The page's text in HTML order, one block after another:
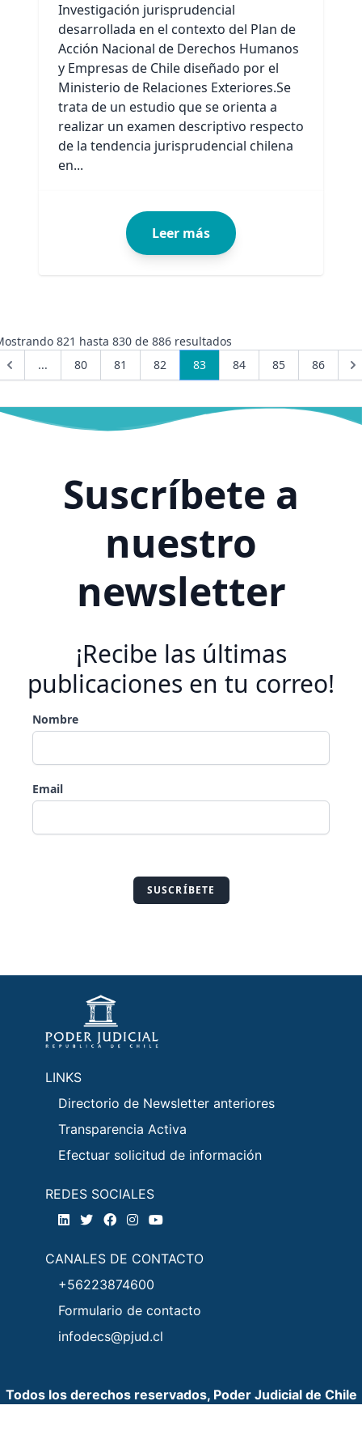
Investigación jurisprudencial
desarrollada en el contexto del Plan de
Acción Nacional de Derechos Humanos
y Empresas de Chile diseñado por el
Ministerio de Relaciones Exteriores.Se
trata de un estudio que se orienta a
realizar un examen descriptivo respecto
de la tendencia jurisprudencial chilena
en...
Leer más
821 hasta 830de 886resultados
...
80 81 82 83 84 85 86
Suscríbete a
nuestro
newsletter
¡Recibe las últimas
publicaciones en tu correo!
Nombre
Email
SUSCRÍBETE
LINKS
Directorio de Newsletter anteriores
Transparencia Activa
Efectuar solicitud de información
REDES SOCIALES
CANALES DE CONTACTO
+56223874600
Formulario de contacto
infodecs@pjud.cl
Todos los derechos reservados, Poder Judicial de Chile